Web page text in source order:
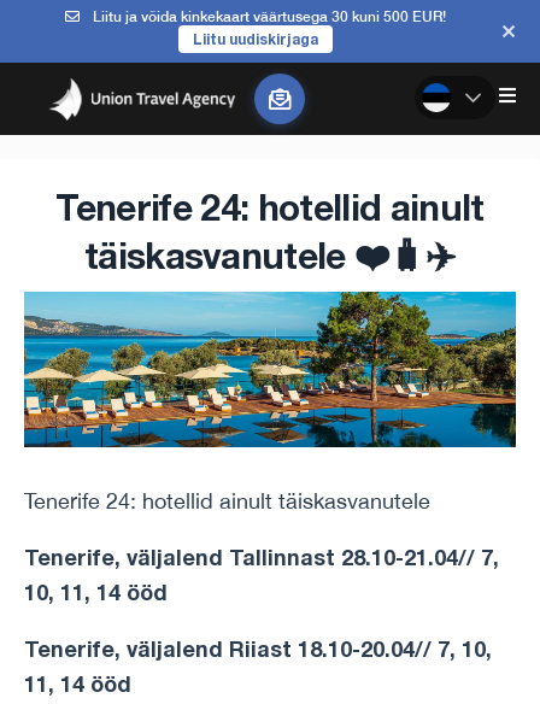
Liitu ja võida kinkekaart väärtusega 30 kuni 500 EUR!
Liitu uudiskirjaga
Tenerife 24: hotellid ainult
täiskasvanutele ❤️🧳✈️
Tenerife 24: hotellid ainult täiskasvanutele
Tenerife, väljalend Tallinnast 28.10-21.04// 7,
10, 11, 14 ööd
Tenerife, väljalend Riiast 18.10-20.04// 7, 10,
11, 14 ööd